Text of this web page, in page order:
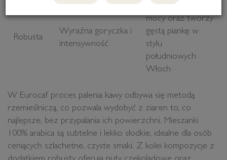
Robusta
Wyraźna goryczka i
intensywność
Dodaje naparowi
mocy oraz tworzy
gęstą piankę w
stylu
południowych
Włoch
W Eurocaf proces palenia kawy odbywa się metodą
rzemieślniczą, co pozwala wydobyć z ziaren to, co
najlepsze, bez przypalania ich powierzchni. Mieszanki
100% arabica są subtelne i lekko słodkie, idealne dla osób
ceniących szlachetne, czyste smaki. Z kolei kompozycje z